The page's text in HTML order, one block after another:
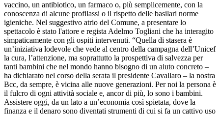
vaccino, un antibiotico, un farmaco o, più semplicemente, con la
conoscenza di alcune profilassi o il rispetto delle basilari norme
igieniche. Nel suggestivo atrio del Comune, a presentare lo
spettacolo è stato l'attore e regista Adelmo Togliani che ha interagito
simpaticamente con gli ospiti intervenuti. “Quella di stasera è
un’iniziativa lodevole che vede al centro della campagna dell’Unicef
la cura, l’attenzione, ma soprattutto la prospettiva di salvezza per
tanti bambini che nel mondo hanno bisogno di un aiuto concreto –
ha dichiarato nel corso della serata il presidente Cavallaro – la nostra
Bcc, da sempre, è vicina alle nuove generazioni. Per noi la persona è
il fulcro di ogni attività sociale e, ancor di più, lo sono i bambini.
Assistere oggi, da un lato a un’economia così spietata, dove la
finanza e il denaro sono diventati strumenti di cui si fa un cattivo uso